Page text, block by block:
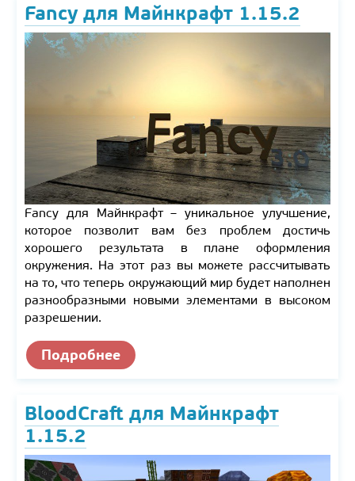
Fancy для Майнкрафт 1.15.2
Fancy для Майнкрафт – уникальное улучшение,
которое позволит вам без проблем достичь
хорошего результата в плане оформления
окружения. На этот раз вы можете рассчитывать
на то, что теперь окружающий мир будет наполнен
разнообразными новыми элементами в высоком
разрешении.
Подробнее
BloodCraft для Майнкрафт
1.15.2